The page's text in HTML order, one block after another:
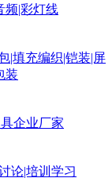
频|彩灯线
|填充编织|铠装|屏
装
企业厂家
论|培训学习